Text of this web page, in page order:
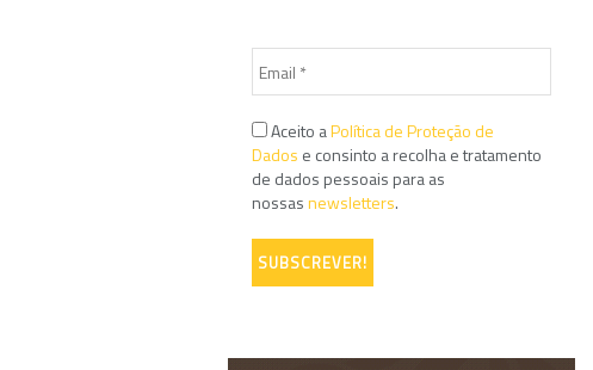
Aceito aPolítica de Proteção de
Dados e consinto a recolha e tratamento
de dados pessoais para as
nossasnewsletters.